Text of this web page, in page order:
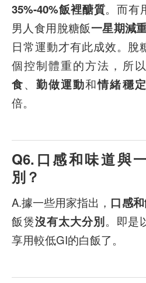
35%-40%飯裡醣質。而有
男人食用脫糖飯一星期減
日常運動才有此成效。脫
個控制體重的方法，所
食、勤做運動和情緒穩定
倍。
Q6.口感和味道與
別？
A.據一些用家指出， 口感
飯煲沒有太大分別。即是
享用較低GI的白飯了。